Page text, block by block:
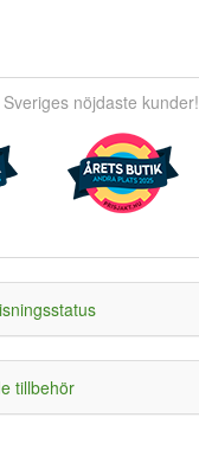
Sveriges nöjdaste kunder!
tillbehör